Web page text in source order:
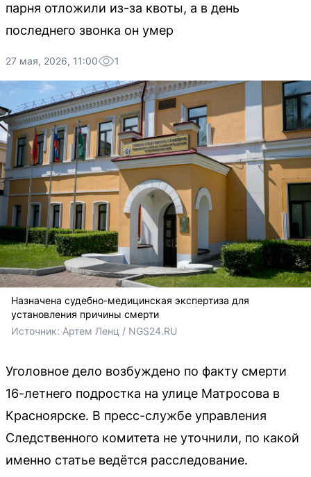
парня отложили из-за квоты, а в день
последнего звонка он умер
27 мая, 2026, 11:00 1
Назначена судебно-медицинская экспертиза для
установления причины смерти
Источник: Артем Ленц / NGS24.RU
Уголовное дело возбуждено по факту смерти
16-летнего подростка на улице Матросова в
Красноярске. В пресс-службе управления
Следственного комитета не уточнили, по какой
именно статье ведётся расследование.